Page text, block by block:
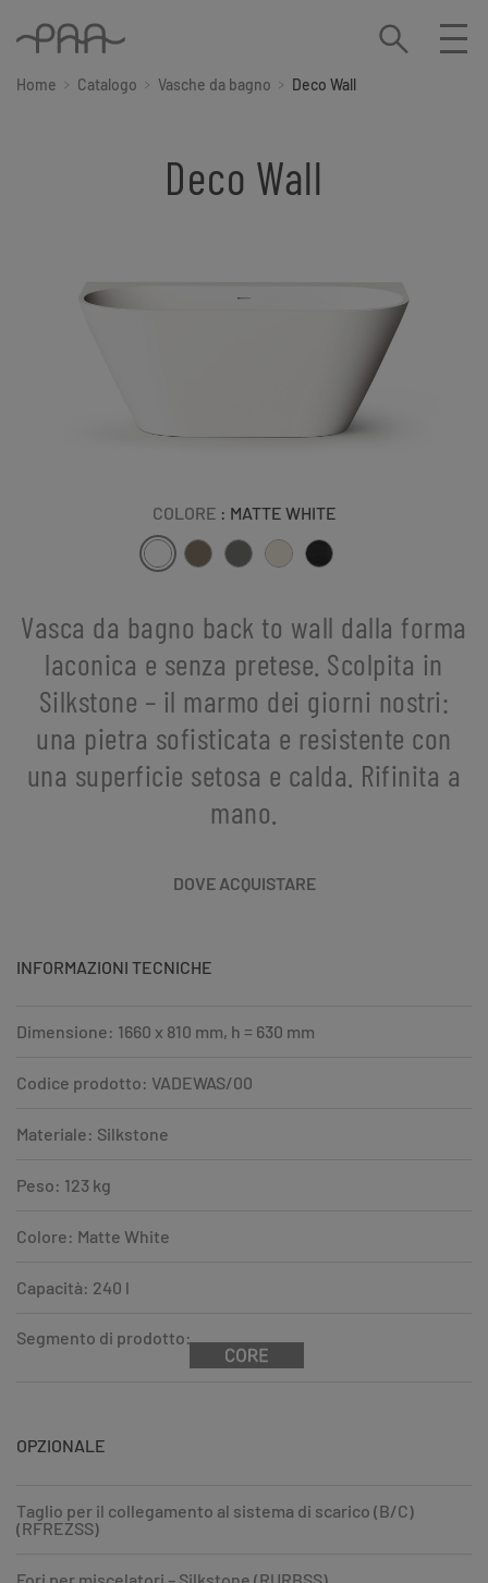
Home Catalogo Vasche da bagno Deco Wall
Deco Wall
COLORE : MATTE WHITE
Vasca da bagno back to wall dalla forma
laconica e senza pretese. Scolpita in
Silkstone – il marmo dei giorni nostri:
una pietra sofisticata e resistente con
una superficie setosa e calda. Rifinita a
mano.
DOVE ACQUISTARE
INFORMAZIONI TECNICHE
Dimensione: 1660 x 810 mm, h = 630 mm
Codice prodotto: VADEWAS/00
Materiale: Silkstone
Peso: 123 kg
Colore: Matte White
Capacità: 240 l
Segmento di prodotto:
OPZIONALE
Taglio per il collegamento al sistema di scarico (B/C)
(RFREZSS)